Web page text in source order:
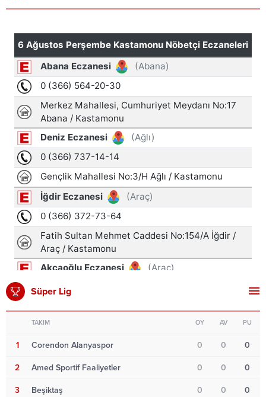
Süper Lig
TAKIM OY AV PU
1 Corendon Alanyaspor 0 0 0
2 Amed Sportif Faaliyetler 0 0 0
3 Beşiktaş 0 0 0